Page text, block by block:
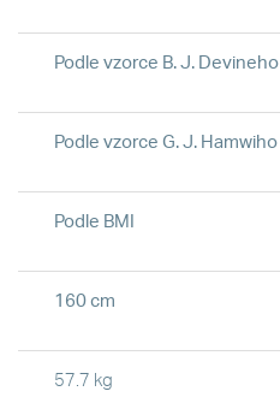
Podle vzorce B. J. Devineho
Podle vzorce G. J. Hamwiho
Podle BMI
160 cm
57.7 kg